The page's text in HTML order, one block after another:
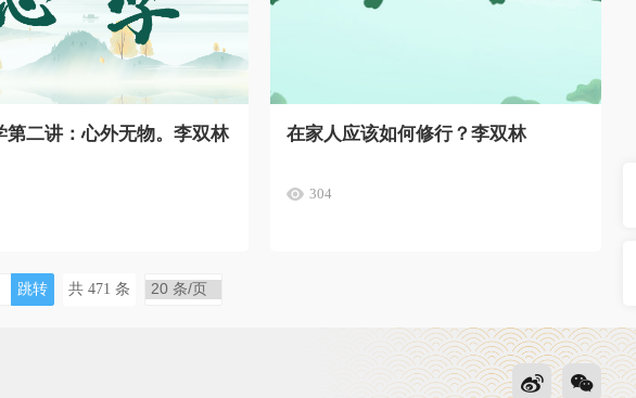
第二讲：心外无物。李双林 在家人应该如何修行？李双林
304
跳转 共 471 条